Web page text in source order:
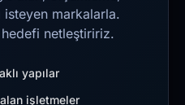
isteyen markalarla.
netleştiririz.
yapılar
işletmeler